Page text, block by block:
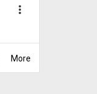
more_vert
More